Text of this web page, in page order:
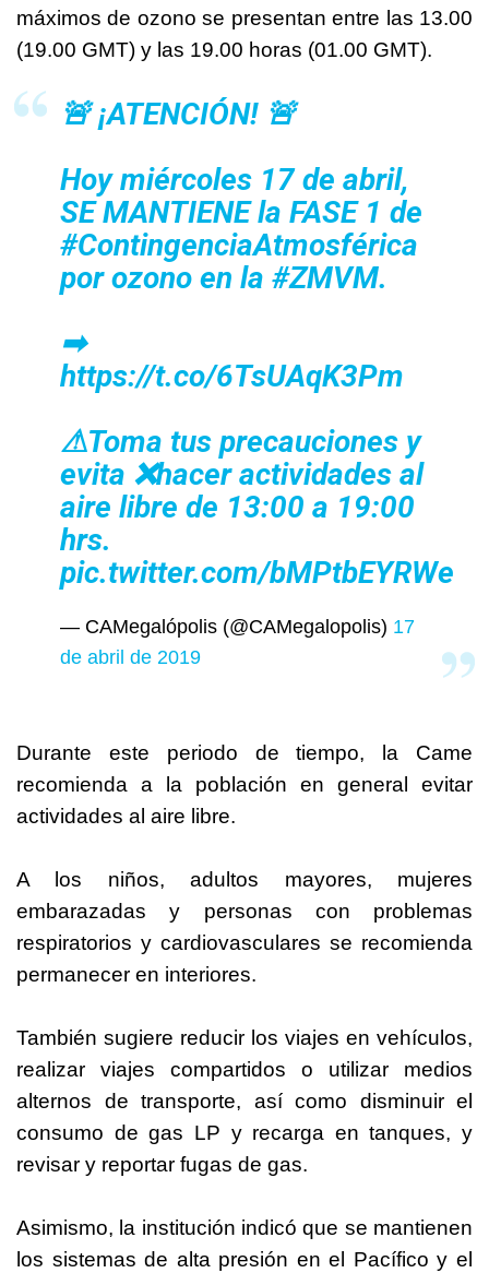
máximos de ozono se presentan entre las 13.00
(19.00 GMT) y las 19.00 horas (01.00 GMT).
🚨 ¡ATENCIÓN! 🚨
Hoy miércoles 17 de abril,
SE MANTIENE la FASE 1 de
#ContingenciaAtmosférica
por ozono en la #ZMVM.
➡
https://t.co/6TsUAqK3Pm
⚠Toma tus precauciones y
evita ❌hacer actividades al
aire libre de 13:00 a 19:00
hrs.
pic.twitter.com/bMPtbEYRWe
— CAMegalópolis (@CAMegalopolis) 17
de abril de 2019
Durante este periodo de tiempo, la Came
recomienda a la población en general evitar
actividades al aire libre.
A los niños, adultos mayores, mujeres
embarazadas y personas con problemas
respiratorios y cardiovasculares se recomienda
permanecer en interiores.
También sugiere reducir los viajes en vehículos,
realizar viajes compartidos o utilizar medios
alternos de transporte, así como disminuir el
consumo de gas LP y recarga en tanques, y
revisar y reportar fugas de gas.
Asimismo, la institución indicó que se mantienen
los sistemas de alta presión en el Pacífico y el